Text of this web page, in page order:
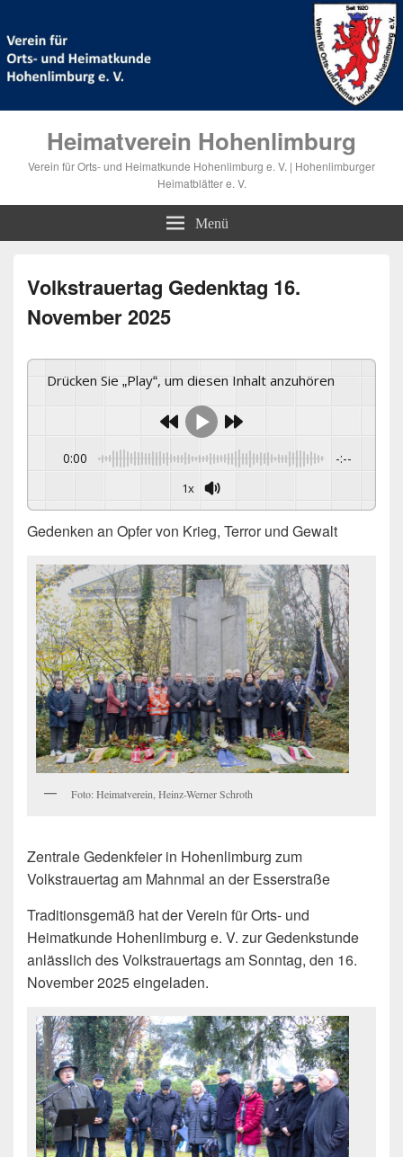
Heimatverein Hohenlimburg
Verein für Orts- und Heimatkunde Hohenlimburg e. V. | Hohenlimburger
Heimatblätter e. V.
Menü
Volkstrauertag Gedenktag 16.
November 2025
Drücken Sie „Play“, um diesen Inhalt anzuhören
0:00 -:--
1x
Gedenken an Opfer von Krieg, Terror und Gewalt
Foto: Heimatverein, Heinz-Werner Schroth
Zentrale Gedenkfeier in Hohenlimburg zum
Volkstrauertag am Mahnmal an der Esserstraße
Traditionsgemäß hat der Verein für Orts- und
Heimatkunde Hohenlimburg e. V. zur Gedenkstunde
anlässlich des Volkstrauertags am Sonntag, den 16.
November 2025 eingeladen.